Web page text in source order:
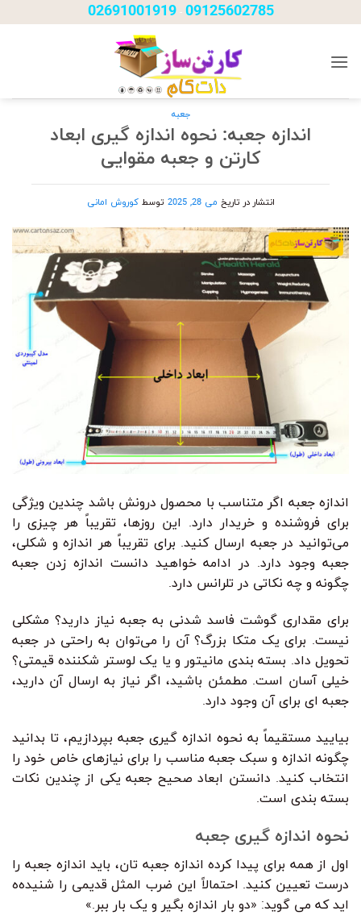
to
09125602785
-
02691001919
جعبه
اندازه جعبه: نحوه اندازه گیری ابعاد
کارتن و جعبه مقوایی
انتشار در تاریخ می 28, 2025 توسطکوروش امانی
اندازه جعبه اگر متناسب با محصول درونش باشد چندین ویژگی
برای فروشنده و خریدار دارد. این روزها، تقریباً هر چیزی را
می‌توانید در جعبه ارسال کنید. برای تقریباً هر اندازه و شکلی،
جعبه وجود دارد. در ادامه خواهید دانست اندازه زدن جعبه
چگونه و چه نکاتی در تلرانس دارد.
برای مقداری گوشت فاسد شدنی به جعبه نیاز دارید؟ مشکلی
نیست. برای یک متکا بزرگ؟ آن را می‌توان به راحتی در جعبه
تحویل داد. بسته بندی مانیتور و یا یک لوستر شکننده قیمتی؟
خیلی آسان است. مطمئن باشید، اگر نیاز به ارسال آن دارید،
جعبه ای برای آن وجود دارد.
بیایید مستقیماً به نحوه اندازه گیری جعبه بپردازیم، تا بدانید
چگونه اندازه و سبک جعبه مناسب را برای نیازهای خاص خود را
انتخاب کنید. دانستن ابعاد صحیح جعبه یکی از چندین نکات
بسته بندی است.
نحوه اندازه گیری جعبه
اول از همه برای پیدا کرده اندازه جعبه تان، باید اندازه جعبه را
درست تعیین کنید. احتمالاً این ضرب المثل قدیمی را شنیده‌ه
اید که می گوید: «دو بار اندازه بگیر و یک بار ببر.»